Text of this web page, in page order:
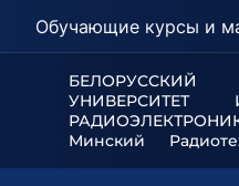
БЕЛОРУССКИЙ
УНИВЕРСИТЕТ
Минский